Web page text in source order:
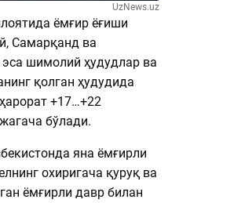
UzNews.uz
ёмғир ёғиши
Самарқанд ва
шимолий ҳудудлар ва
қолган ҳудудида
+17…+22
бўлади.
яна ёмғирли
охиригача қуруқ ва
ёмғирли давр билан